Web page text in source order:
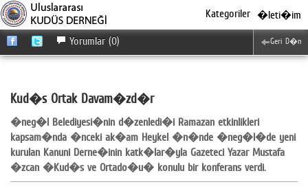
�leti�im
Kategoriler
Kud�s Ortak Davam�zd�r
�neg�l Belediyesi�nin d�zenledi�i Ramazan etkinlikleri
kapsam�nda �nceki ak�am Heykel �n�nde �neg�l�de yeni
kurulan Kanuni Derne�inin katk�lar�yla Gazeteci Yazar Mustafa
�zcan �Kud�s ve Ortado�u� konulu bir konferans verdi.
Geri D�n
Yorumlar (0)